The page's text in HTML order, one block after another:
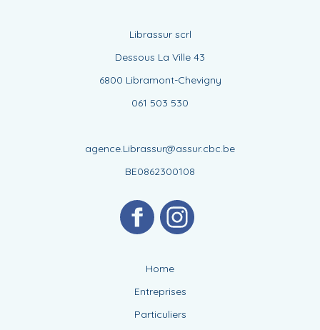
Librassur scrl
Dessous La Ville 43
6800 Libramont-Chevigny
061 503 530
agence.Librassur@assur.cbc.be
BE0862300108
Home
Entreprises
Particuliers